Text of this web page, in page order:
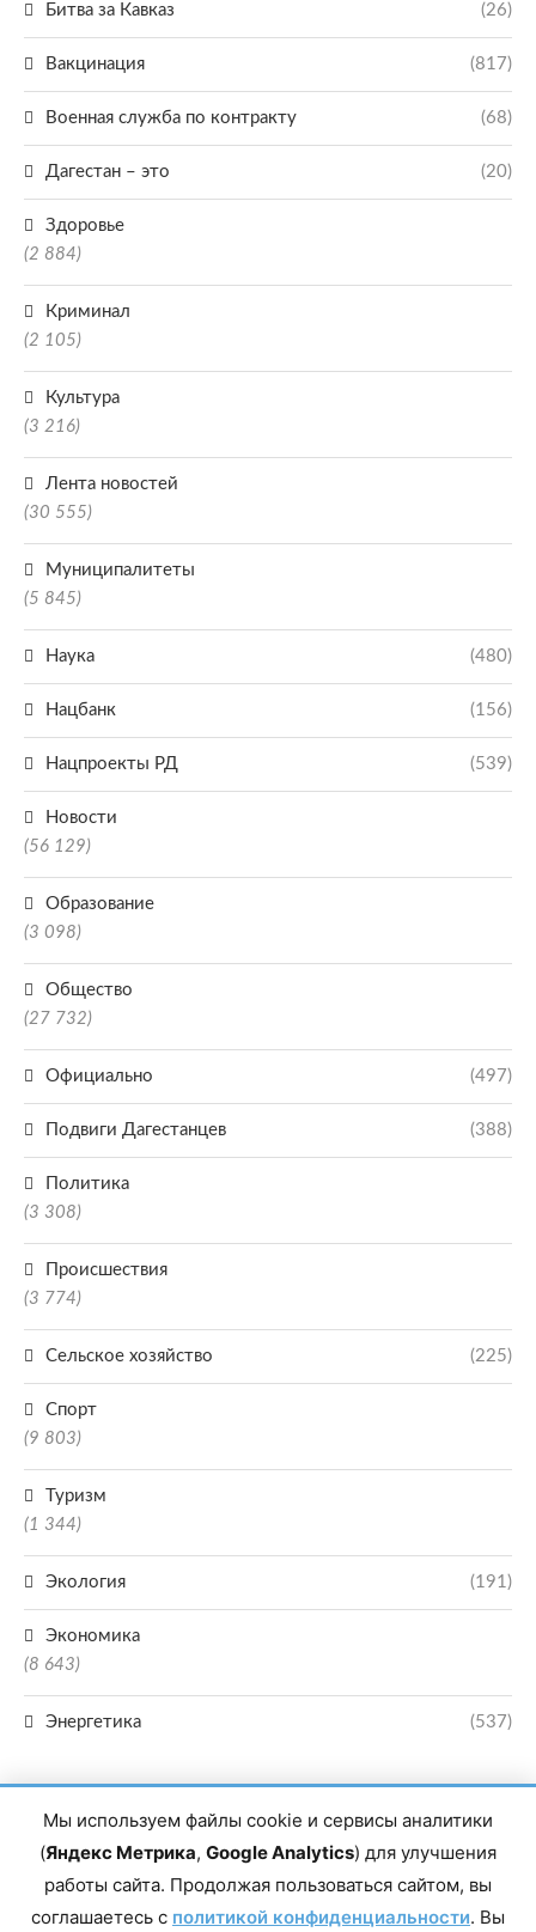
Битва за Кавказ (26)
Вакцинация (817)
Военная служба по контракту (68)
Дагестан – это (20)
Здоровье
(2 884)
Криминал
(2 105)
Культура
(3 216)
Лента новостей
(30 555)
Муниципалитеты
(5 845)
Наука (480)
Нацбанк (156)
Нацпроекты РД (539)
Новости
(56 129)
Образование
(3 098)
Общество
(27 732)
Официально (497)
Подвиги Дагестанцев (388)
Политика
(3 308)
Происшествия
(3 774)
Сельское хозяйство (225)
Спорт
(9 803)
Туризм
(1 344)
Экология (191)
Экономика
(8 643)
Энергетика (537)
Главный редактор сетевого издания Магомаев Тимур Нухович. Контакты
редакции: 8(988)-292-94-34 Почта: vestiskfo@gmail.com По вопросам
Мы используем файлы cookie и сервисы аналитики
(Яндекс Метрика, Google Analytics) для улучшения
работы сайта. Продолжая пользоваться сайтом, вы
соглашаетесь с политикой конфиденциальности. Вы